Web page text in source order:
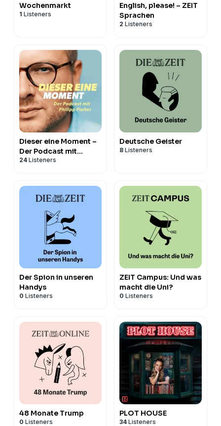
Wochenmarkt
1 Listeners
English, please! – ZEIT
Sprachen
2 Listeners
Dieser eine Moment –
Der Podcast mit
Philipp Fleiter
24 Listeners
Deutsche Geister
8 Listeners
Der Spion in unseren
Handys
0 Listeners
ZEIT Campus: Und was
macht die Uni?
0 Listeners
48 Monate Trump
0 Listeners
PLOT HOUSE
34 Listeners